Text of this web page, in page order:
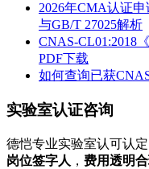
2026年CMA认证
与GB/T 27025解析
CNAS-CL01:2018
PDF下载
如何查询已获
实验室认证咨询
德恺专业实验室认可认
岗位签字人 ， 费用透明